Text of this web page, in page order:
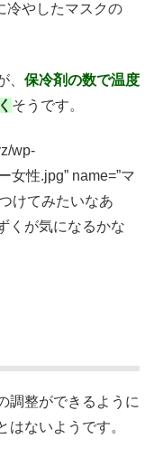
冷やしたマスクの
、 保冷剤の数で温度
そうです。
wp-
女性.jpg” name=”マ
けてみたいなあ
くが気になるかな
調整ができるように
はないようです。